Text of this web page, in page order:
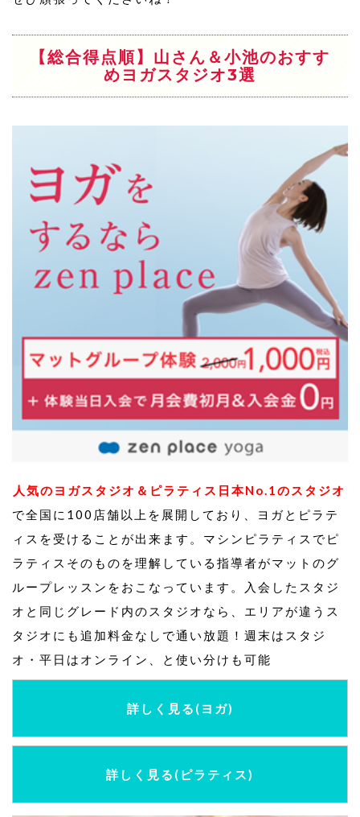
【総合得点順】山さん＆小池のおすす
めヨガスタジオ3選
人気のヨガスタジオ＆ピラティス日本No.1のスタジオ
で全国に100店舗以上を展開しており、ヨガとピラテ
ィスを受けることが出来ます。マシンピラティスでピ
ラティスそのものを理解している指導者がマットのグ
ループレッスンをおこなっています。入会したスタジ
オと同じグレード内のスタジオなら、エリアが違うス
タジオにも追加料金なしで通い放題！週末はスタジ
オ・平日はオンライン、と使い分けも可能
詳しく見る(ヨガ)
詳しく見る(ピラティス)